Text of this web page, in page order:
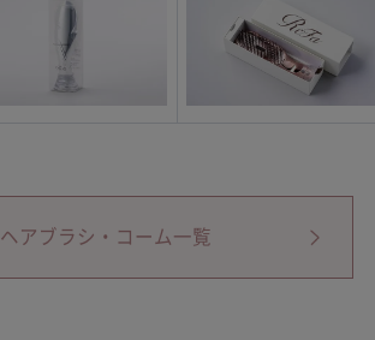
ヘアブラシ・コーム一覧